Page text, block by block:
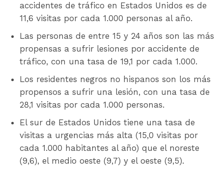
accidentes de tráfico en Estados Unidos es de
11,6 visitas por cada 1.000 personas al año.
Las personas de entre 15 y 24 años son las más
propensas a sufrir lesiones por accidente de
tráfico, con una tasa de 19,1 por cada 1.000.
Los residentes negros no hispanos son los más
propensos a sufrir una lesión, con una tasa de
28,1 visitas por cada 1.000 personas.
El sur de Estados Unidos tiene una tasa de
visitas a urgencias más alta (15,0 visitas por
cada 1.000 habitantes al año) que el noreste
(9,6), el medio oeste (9,7) y el oeste (9,5).